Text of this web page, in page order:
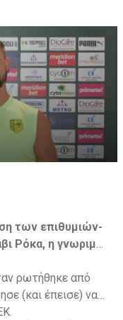
και επέμεινε
μετακομίσει
το τρέχον
των επιθυμιών-
Ρόκα, η γνωριμία
ρωτήθηκε από
(και έπεισε) να